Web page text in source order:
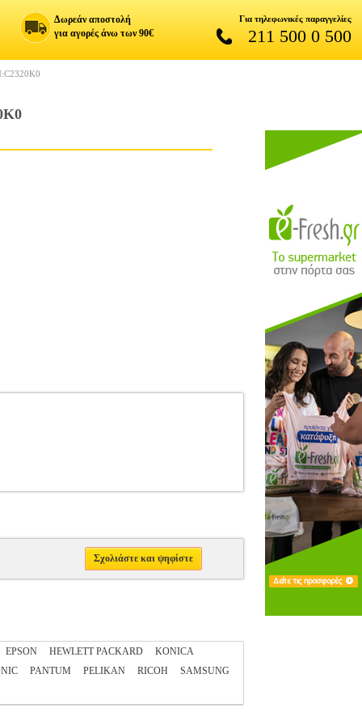
Δωρεάν αποστολή
για αγορές άνω των 90€
Για τηλεφωνικές παραγγελίες
211 500 0 500
Σχολιάστε και ψηφίστε
EPSON HEWLETT PACKARD
KONICA
PANTUM PELIKAN RICOH
SAMSUNG